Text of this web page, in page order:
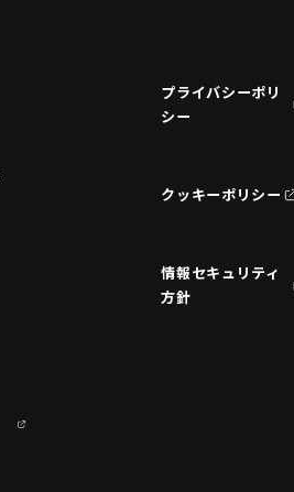
プライバシーポリ
シー
クッキーポリシー
情報セキュリティ
方針